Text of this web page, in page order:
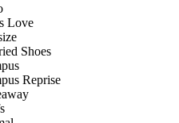
Love
Shoes
Reprise